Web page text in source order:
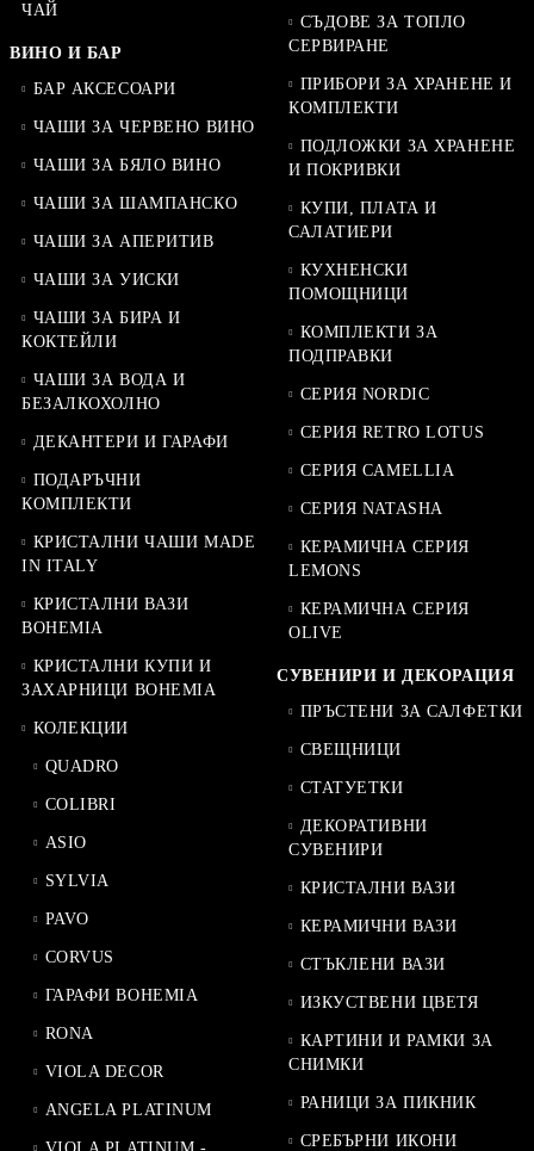
ЧАЙ
ВИНО И БАР
БАР АКСЕСОАРИ
ЧАШИ ЗА ЧЕРВЕНО ВИНО
ЧАШИ ЗА БЯЛО ВИНО
ЧАШИ ЗА ШАМПАНСКО
ЧАШИ ЗА АПЕРИТИВ
ЧАШИ ЗА УИСКИ
ЧАШИ ЗА БИРА И
КОКТЕЙЛИ
ЧАШИ ЗА ВОДА И
БЕЗАЛКОХОЛНО
ДЕКАНТЕРИ И ГАРАФИ
ПОДАРЪЧНИ
КОМПЛЕКТИ
КРИСТАЛНИ ЧАШИ MADE
IN ITALY
КРИСТАЛНИ ВАЗИ
BOHEMIA
КРИСТАЛНИ КУПИ И
ЗАХАРНИЦИ BOHEMIA
КОЛЕКЦИИ
QUADRO
COLIBRI
ASIO
SYLVIA
PAVO
CORVUS
ГАРАФИ BOHEMIA
RONA
VIOLA DECOR
ANGELA PLATINUM
СЪДОВЕ ЗА ТОПЛО
СЕРВИРАНЕ
ПРИБОРИ ЗА ХРАНЕНЕ И
КОМПЛЕКТИ
ПОДЛОЖКИ ЗА ХРАНЕНЕ
И ПОКРИВКИ
КУПИ, ПЛАТА И
САЛАТИЕРИ
КУХНЕНСКИ
ПОМОЩНИЦИ
КОМПЛЕКТИ ЗА
ПОДПРАВКИ
СЕРИЯ NORDIC
СЕРИЯ RETRO LOTUS
СЕРИЯ CAMELLIA
СЕРИЯ NATASHA
КЕРАМИЧНА СЕРИЯ
LEMONS
КЕРАМИЧНА СЕРИЯ
OLIVE
СУВЕНИРИ И ДЕКОРАЦИЯ
ПРЪСТЕНИ ЗА САЛФЕТКИ
СВЕЩНИЦИ
СТАТУЕТКИ
ДЕКОРАТИВНИ
СУВЕНИРИ
КРИСТАЛНИ ВАЗИ
КЕРАМИЧНИ ВАЗИ
СТЪКЛЕНИ ВАЗИ
ИЗКУСТВЕНИ ЦВЕТЯ
КАРТИНИ И РАМКИ ЗА
СНИМКИ
РАНИЦИ ЗА ПИКНИК
СРЕБЪРНИ ИКОНИ